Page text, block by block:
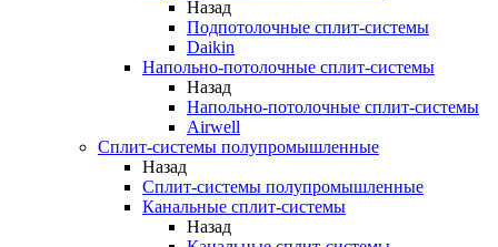
Назад
Подпотолочные сплит-системы
Daikin
Напольно-потолочные сплит-системы
Назад
Напольно-потолочные сплит-системы
Airwell
Сплит-системы полупромышленные
Назад
Сплит-системы полупромышленные
Канальные сплит-системы
Назад